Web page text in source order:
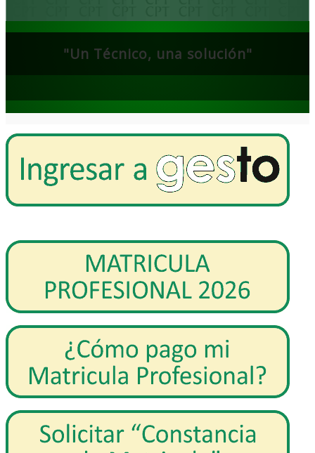
"Un Técnico, una solución"